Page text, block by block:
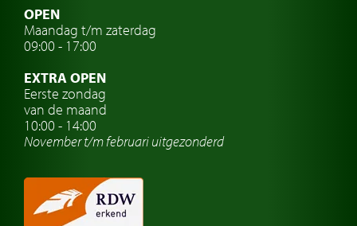
Zweedse oldtimers
Oldtimer verzekering
Oldtimer reizen
Oldtimerwerkplaats
Automerk horloges
Classic cars Nederland
OPEN
Maandag t/m zaterdag
09:00 - 17:00
EXTRA OPEN
Eerste zondag
van de maand
10:00 - 14:00
November t/m februariuitgezonderd